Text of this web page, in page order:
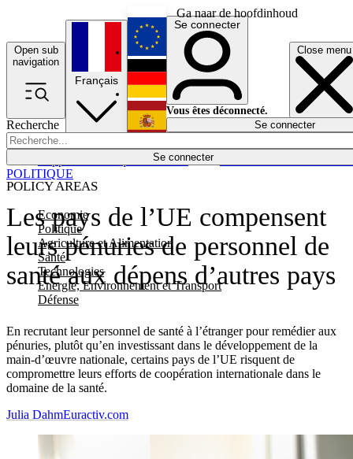
Ga naar de hoofdinhoud
Open sub
navigation
Close menu
Recherche
Se connecter
POLICY AREAS
Economie
Politique
Agriculture et Alimentation
Santé
Technologies
Energie, Environnement et Transport
Défense
Économie
Français
English
Deutsch
Español
Se connecter
Vous êtes déconnecté.
Se connecter
Les pays de l’UE compensent
leurs pénuries de personnel de
santé aux dépens d’autres pays
En recrutant leur personnel de santé à l’étranger pour remédier aux
pénuries, plutôt qu’en investissant dans le développement de la
main-d’œuvre nationale, certains pays de l’UE risquent de
compromettre leurs efforts de coopération internationale dans le
domaine de la santé.
POLITIQUE
Julia DahmEuractiv.com